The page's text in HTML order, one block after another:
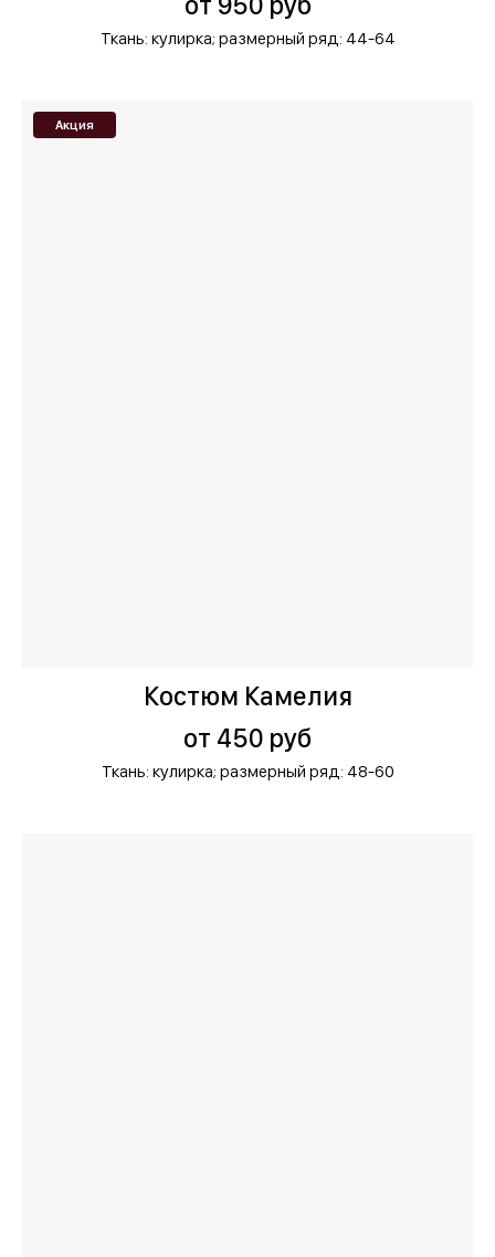
Ткань: кулирка; размерный ряд: 44-64
Акция
Костюм Камелия
от 450 руб
Ткань: кулирка; размерный ряд: 48-60